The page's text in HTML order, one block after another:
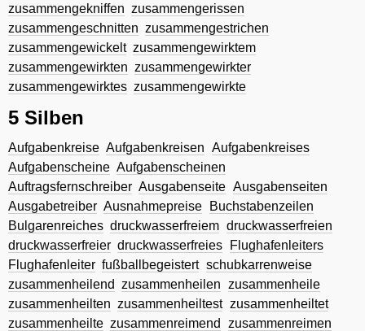
zusammengekniffen zusammengerissen
zusammengeschnitten zusammengestrichen
zusammengewickelt zusammengewirktem
zusammengewirkten zusammengewirkter
zusammengewirktes zusammengewirkte
5 Silben
Aufgabenkreise Aufgabenkreisen Aufgabenkreises
Aufgabenscheine Aufgabenscheinen
Auftragsfernschreiber Ausgabenseite Ausgabenseiten
Ausgabetreiber Ausnahmepreise
Buchstabenzeilen
Bulgarenreiches druckwasserfreiem druckwasserfreien
druckwasserfreier druckwasserfreies
Flughafenleiters
Flughafenleiter fußballbegeistert schubkarrenweise
zusammenheilend
zusammenheilen zusammenheile
zusammenheilten zusammenheiltest zusammenheiltet
zusammenheilte zusammenreimend
zusammenreimen